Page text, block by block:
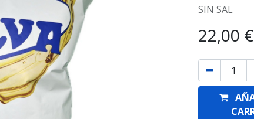
SIN SAL
22,00 €